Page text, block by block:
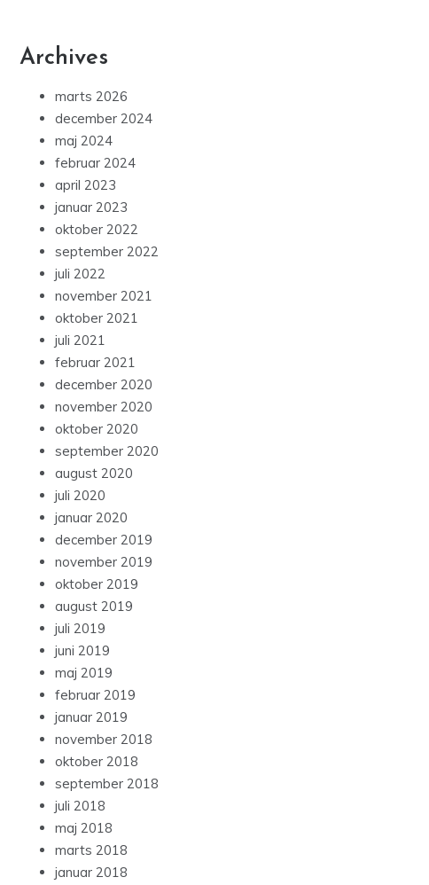
Archives
marts 2026
december 2024
maj 2024
februar 2024
april 2023
januar 2023
oktober 2022
september 2022
juli 2022
november 2021
oktober 2021
juli 2021
februar 2021
december 2020
november 2020
oktober 2020
september 2020
august 2020
juli 2020
januar 2020
december 2019
november 2019
oktober 2019
august 2019
juli 2019
juni 2019
maj 2019
februar 2019
januar 2019
november 2018
oktober 2018
september 2018
juli 2018
maj 2018
marts 2018
januar 2018